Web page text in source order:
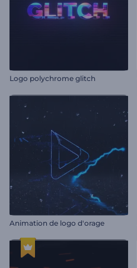
Logo polychrome glitch
Animation de logo d'orage